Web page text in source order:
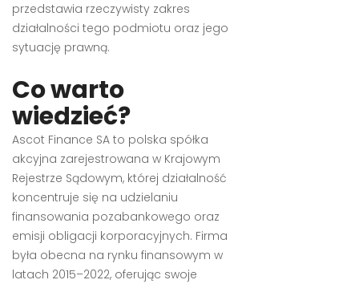
przedstawia rzeczywisty zakres
działalności tego podmiotu oraz jego
sytuację prawną.
Co warto
wiedzieć?
Ascot Finance SA to polska spółka
akcyjna zarejestrowana w Krajowym
Rejestrze Sądowym, której działalność
koncentruje się na udzielaniu
finansowania pozabankowego oraz
emisji obligacji korporacyjnych. Firma
była obecna na rynku finansowym w
latach 2015–2022, oferując swoje